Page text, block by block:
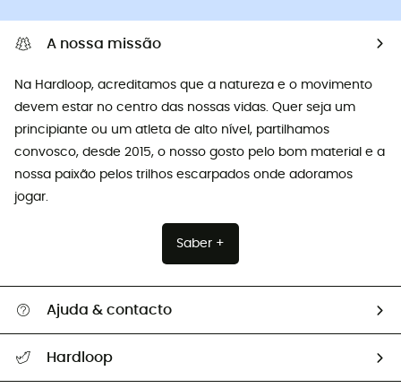
A nossa missão
Na Hardloop, acreditamos que a natureza e o movimento
devem estar no centro das nossas vidas. Quer seja um
principiante ou um atleta de alto nível, partilhamos
convosco, desde 2015, o nosso gosto pelo bom material e a
nossa paixão pelos trilhos escarpados onde adoramos
jogar.
Saber +
Ajuda & contacto
Hardloop